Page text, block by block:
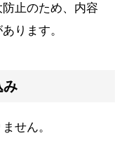
止のため、内容
ります。
み
せん。